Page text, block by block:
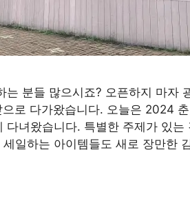
는 분들 많으시죠? 오픈하지 마자
로 다가왔습니다. 오늘은 2024
다녀왔습니다. 특별한 주제가 있
일하는 아이템들도 새로 장만한